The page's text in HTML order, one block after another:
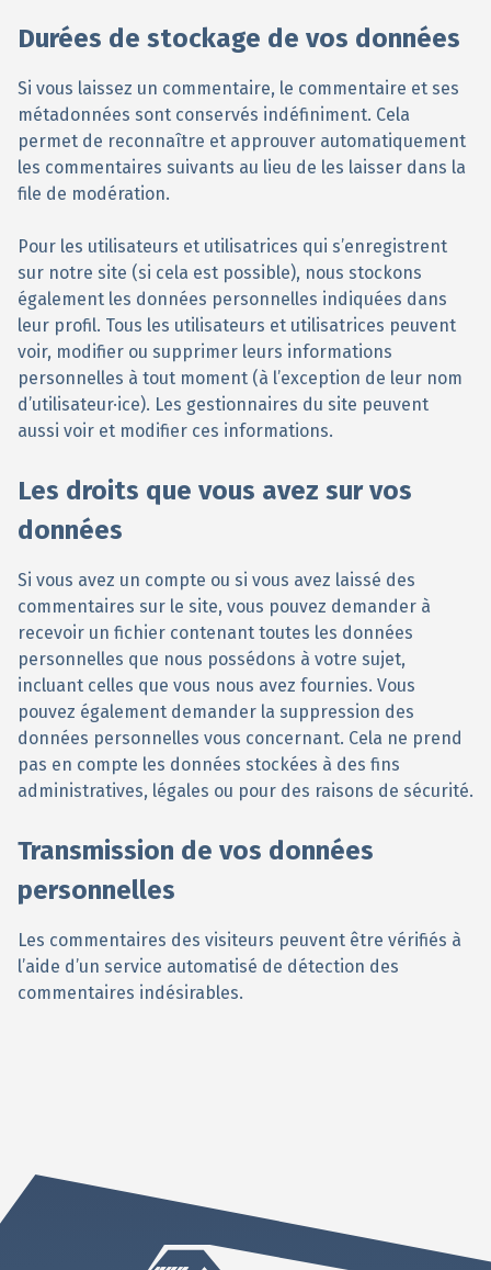
Durées de stockage de vos données
Si vous laissez un commentaire, le commentaire et ses
métadonnées sont conservés indéfiniment. Cela
permet de reconnaître et approuver automatiquement
les commentaires suivants au lieu de les laisser dans la
file de modération.
Pour les utilisateurs et utilisatrices qui s’enregistrent
sur notre site (si cela est possible), nous stockons
également les données personnelles indiquées dans
leur profil. Tous les utilisateurs et utilisatrices peuvent
voir, modifier ou supprimer leurs informations
personnelles à tout moment (à l’exception de leur nom
d’utilisateur·ice). Les gestionnaires du site peuvent
aussi voir et modifier ces informations.
Les droits que vous avez sur vos
données
Si vous avez un compte ou si vous avez laissé des
commentaires sur le site, vous pouvez demander à
recevoir un fichier contenant toutes les données
personnelles que nous possédons à votre sujet,
incluant celles que vous nous avez fournies. Vous
pouvez également demander la suppression des
données personnelles vous concernant. Cela ne prend
pas en compte les données stockées à des fins
administratives, légales ou pour des raisons de sécurité.
Transmission de vos données
personnelles
Les commentaires des visiteurs peuvent être vérifiés à
l’aide d’un service automatisé de détection des
commentaires indésirables.